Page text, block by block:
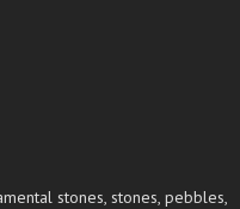
stones, stones, pebbles,